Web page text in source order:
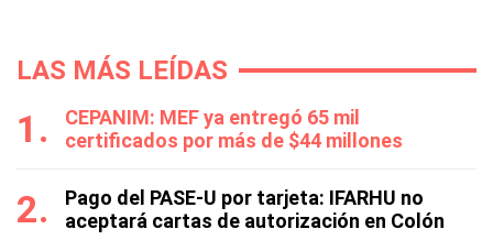
LAS MÁS LEÍDAS
CEPANIM: MEF ya entregó 65 mil
certificados por más de $44 millones
Pago del PASE-U por tarjeta: IFARHU no
aceptará cartas de autorización en Colón